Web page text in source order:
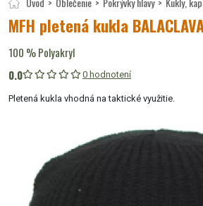
MFH pletená kukla
100 % Polyakryl
0.0
0 hodnotení
Pletená kukla vhodná na taktické využitie.